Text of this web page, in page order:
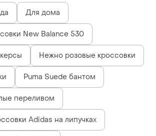
Для дома
New Balance 530
Нежно розовые кроссовки
Puma Suede бантом
переливом
Adidas на липучках